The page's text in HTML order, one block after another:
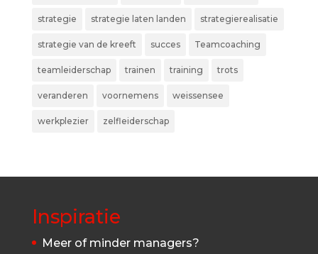
strategie strategie laten landen strategierealisatie
strategie van de kreeft succes Teamcoaching
teamleiderschap trainen training trots
veranderen voornemens weissensee
werkplezier zelfleiderschap
Inspiratie
Meer of minder managers?